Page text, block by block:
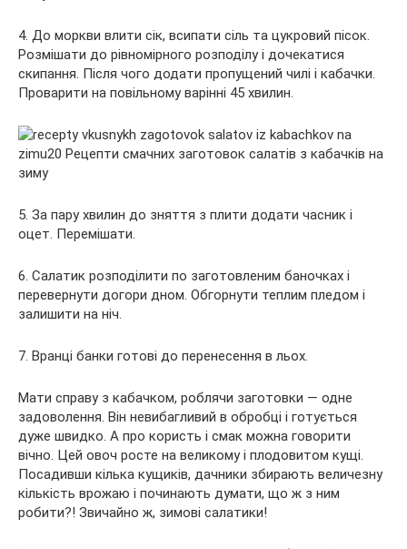
4. До моркви влити сік, всипати сіль та цукровий пісок.
Розмішати до рівномірного розподілу і дочекатися
скипання. Після чого додати пропущений чилі і кабачки.
Проварити на повільному варінні 45 хвилин.
5. За пару хвилин до зняття з плити додати часник і
оцет. Перемішати.
6. Салатик розподілити по заготовленим баночках і
перевернути догори дном. Обгорнути теплим пледом і
залишити на ніч.
7. Вранці банки готові до перенесення в льох.
Мати справу з кабачком, роблячи заготовки — одне
задоволення. Він невибагливий в обробці і готується
дуже швидко. А про користь і смак можна говорити
вічно. Цей овоч росте на великому і плодовитом кущі.
Посадивши кілька кущиків, дачники збирають величезну
кількість врожаю і починають думати, що ж з ним
робити?! Звичайно ж, зимові салатики!